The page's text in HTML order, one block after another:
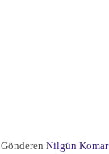
Gönderen Nilgün Komar